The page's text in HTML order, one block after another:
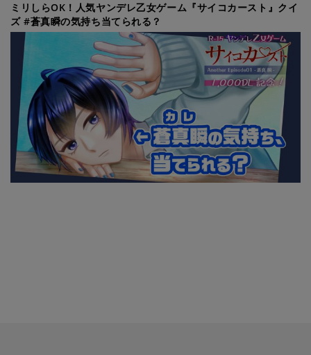
ミリしらOK！人気ヤンデレ乙女ゲーム『サイコカースト』クイ
ズ #蒼真瞬の気持ち当てられる？